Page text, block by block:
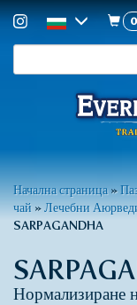
към
за
търсене
0
Вие
сте
Начална страница »
чай »Лечебни
SARPAGANDHA
Нормализиране